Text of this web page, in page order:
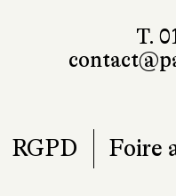
T.
RGPD Foire